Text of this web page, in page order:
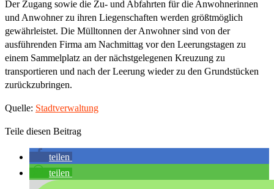
Der Zugang sowie die Zu- und Abfahrten für die Anwohnerinnen
und Anwohner zu ihren Liegenschaften werden größtmöglich
gewährleistet. Die Mülltonnen der Anwohner sind von der
ausführenden Firma am Nachmittag vor den Leerungstagen zu
einem Sammelplatz an der nächstgelegenen Kreuzung zu
transportieren und nach der Leerung wieder zu den Grundstücken
zurückzubringen.
Quelle: Stadtverwaltung
Teile diesen Beitrag
teilen
teilen